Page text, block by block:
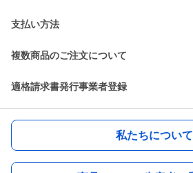
支払い方法
複数商品のご注文について
適格請求書発行事業者登録
私たちについて